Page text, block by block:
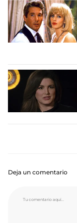
Deja un comentario